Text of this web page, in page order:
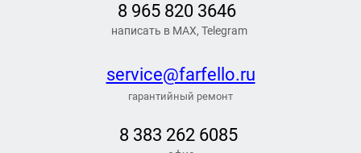
8 965 820 3646
написать в MAX, Telegram
service@farfello.ru
гарантийный ремонт
8 383 262 6085